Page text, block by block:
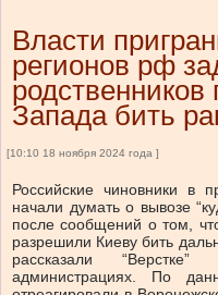
Власти
регионов рф
Запада бить
[10:10 18 ноября 2024 года ]
Российские чиновники в
начали думать о вывозе
после сообщений о том,
разрешили Киеву бить
рассказали
администрациях. По